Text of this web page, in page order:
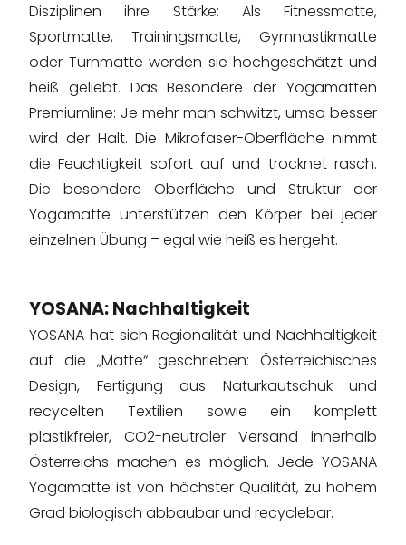
Disziplinen ihre Stärke: Als Fitnessmatte,
Sportmatte, Trainingsmatte, Gymnastikmatte
oder Turnmatte werden sie hochgeschätzt und
heiß geliebt. Das Besondere der Yogamatten
Premiumline: Je mehr man schwitzt, umso besser
wird der Halt. Die Mikrofaser-Oberfläche nimmt
die Feuchtigkeit sofort auf und trocknet rasch.
Die besondere Oberfläche und Struktur der
Yogamatte unterstützen den Körper bei jeder
einzelnen Übung – egal wie heiß es hergeht.
YOSANA: Nachhaltigkeit
YOSANA hat sich Regionalität und Nachhaltigkeit
auf die „Matte“ geschrieben: Österreichisches
Design, Fertigung aus Naturkautschuk und
recycelten Textilien sowie ein komplett
plastikfreier, CO2-neutraler Versand innerhalb
Österreichs machen es möglich. Jede YOSANA
Yogamatte ist von höchster Qualität, zu hohem
Grad biologisch abbaubar und recyclebar.